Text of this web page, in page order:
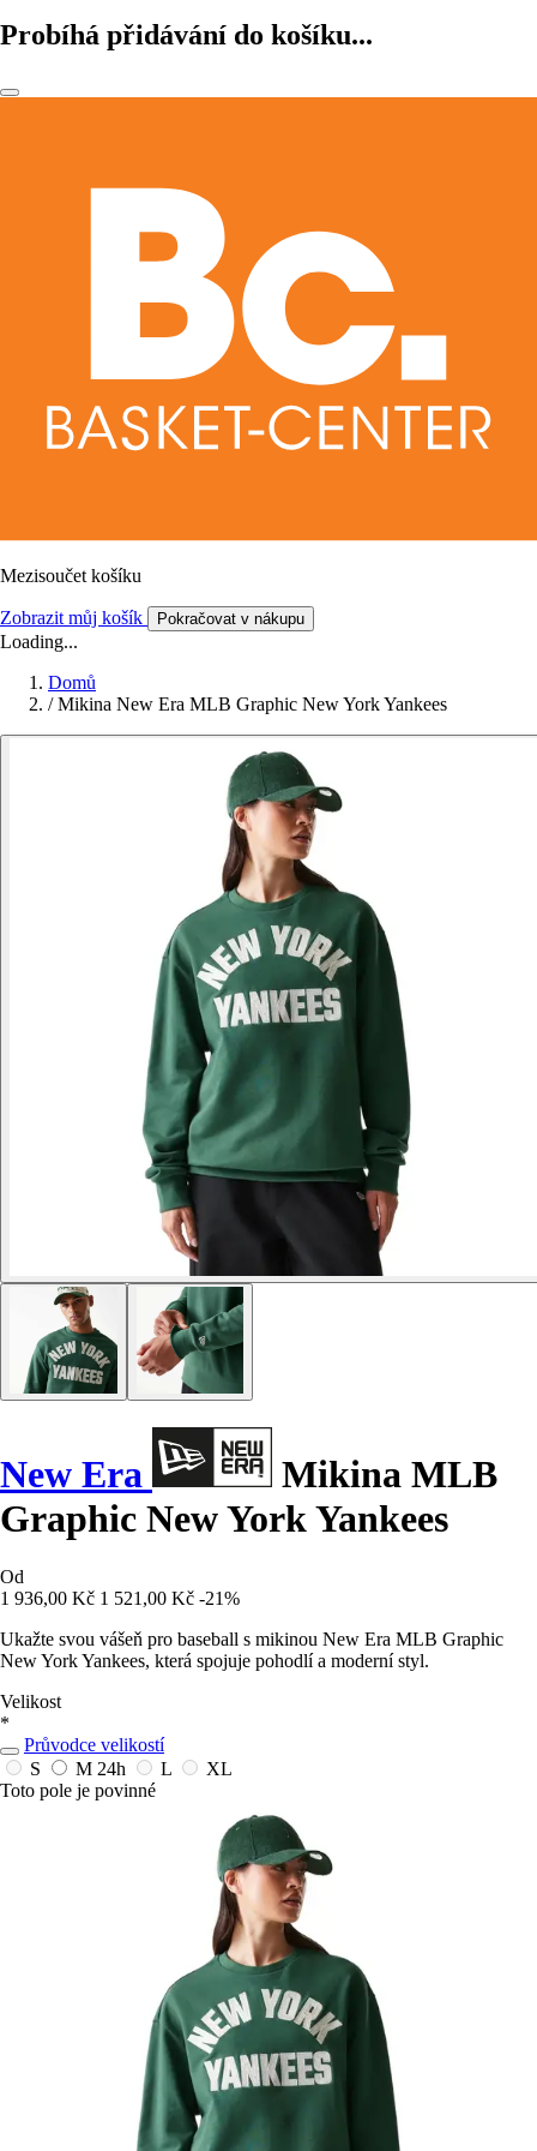
Probíhá přidávání do košíku...
Mezisoučet košíku
Zobrazit můj košík Pokračovat v nákupu
Loading...
Domů
/ Mikina New Era MLB Graphic New York Yankees
New Era
Mikina MLB
Graphic New York Yankees
Od
1 936,00 Kč 1 521,00 Kč -21%
Ukažte svou vášeň pro baseball s mikinou New Era MLB Graphic
New York Yankees, která spojuje pohodlí a moderní styl.
Velikost
*
Průvodce velikostí
S
M 24h L
XL
Toto pole je povinné